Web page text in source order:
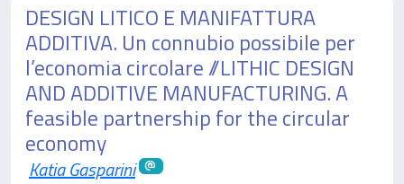
DESIGN LITICO E MANIFATTURA
ADDITIVA. Un connubio possibile per
l’economia circolare //LITHIC DESIGN
AND ADDITIVE MANUFACTURING. A
feasible partnership for the circular
economy
Katia Gasparini